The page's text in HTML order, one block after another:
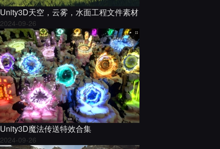
Unity3D天空，云雾，水面工程文件素材
2024-09-26
Unity3D魔法传送特效合集
2024-09-26